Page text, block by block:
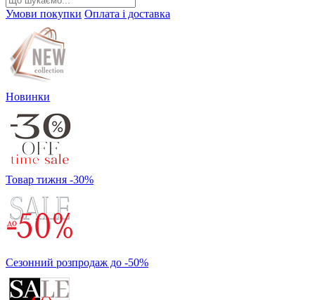
Умови покупки Оплата і доставка
Новинки
Товар тижня -30%
Сезонний розпродаж до -50%